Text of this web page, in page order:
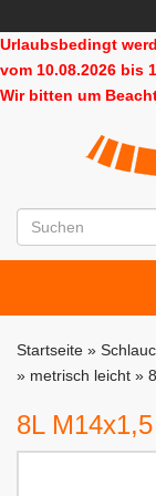
Urlaubsbedingt
vom 10.08.2026 bis
Wir bitten um
Startseite »
» metrisch leicht »
8L